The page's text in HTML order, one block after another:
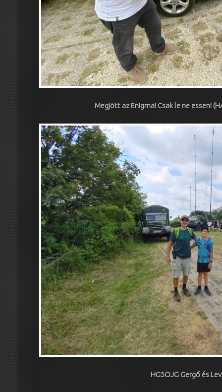
Megjött az Enigma! Csak le ne essen!
HG5OJG Gergő és